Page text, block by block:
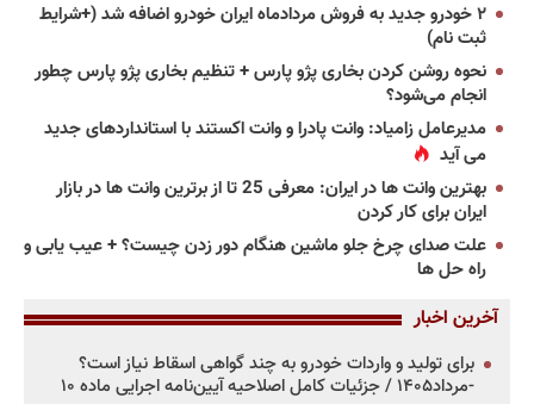
۲ خودرو جدید به فروش مردادماه ایران خودرو اضافه شد (+شرایط
ثبت نام)
نحوه روشن کردن بخاری پژو پارس + تنظیم بخاری پژو پارس چطور
انجام می‌شود؟
مدیرعامل زامیاد: وانت پادرا و وانت اکستند با استانداردهای جدید
می آید
بهترین وانت ها در ایران: معرفی 25 تا از برترین وانت ها در بازار
ایران برای کار کردن
علت صدای چرخ جلو ماشین هنگام دور زدن چیست؟ + عیب یابی و
راه حل ها
آخرین اخبار
برای تولید و واردات خودرو به چند گواهی اسقاط نیاز است؟
-مرداد۱۴۰۵ / جزئیات کامل اصلاحیه آیین‌نامه اجرایی ماده ۱۰